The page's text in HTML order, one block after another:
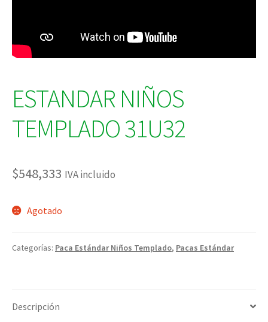
ESTANDAR NIÑOS
TEMPLADO 31U32
$548,333 IVA incluido
Agotado
Categorías: Paca Estándar Niños Templado, Pacas Estándar
Descripción